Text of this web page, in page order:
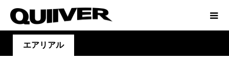
エアリアル